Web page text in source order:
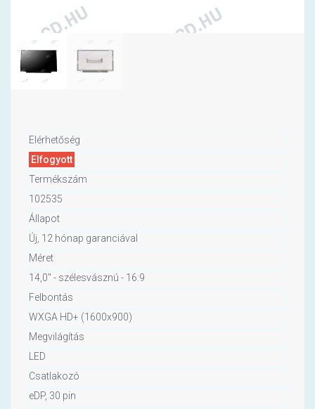
Elérhetőség
Elfogyott
Termékszám
102535
Állapot
Új, 12 hónap garanciával
Méret
14,0" - szélesvásznú - 16:9
Felbontás
WXGA HD+ (1600x900)
Megvilágítás
LED
Csatlakozó
eDP, 30 pin